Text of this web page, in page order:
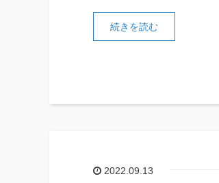
続きを読む
2022.09.13